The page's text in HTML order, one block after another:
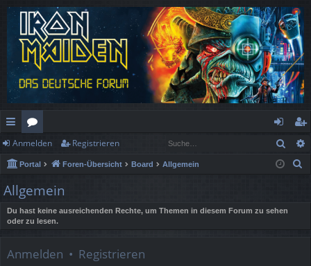
ch
ne
llz
ug
f
or
en
n
m
de
eg
ist
Anmelden Registrieren
Portal Foren-Übersicht Board Allgemein
Allgemein
Du hast keine ausreichenden Rechte, um Themen in diesem Forum zu sehen
oder zu lesen.
Anmelden • Registrieren